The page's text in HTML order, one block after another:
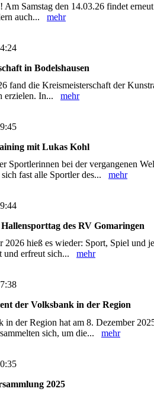
Am Samstag den 14.03.26 findet
auch... mehr
in Bodelshausen
fand die Kreismeisterschaft der
erzielen. In... mehr
mit Lukas Kohl
Sportlerinnen bei der vergangenen
sich fast alle Sportler des... mehr
des RV Gomaringen
2026 hieß es wieder: Sport, Spiel und
und erfreut sich... mehr
der Volksbank in der Region
in der Region hat am 8. Dezember
sich, um die... mehr
2025